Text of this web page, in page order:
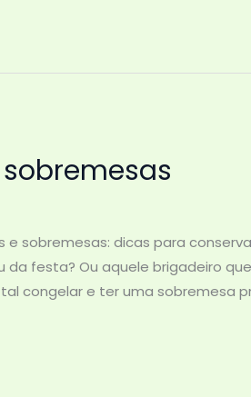
sobremesas: dicas para
festa? Ou aquele brigadeiro
congelar e ter uma sobremesa